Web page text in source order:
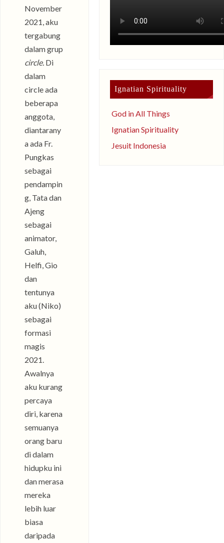
November
2021, aku
tergabung
dalam grup
circle. Di
dalam
circle ada
beberapa
anggota,
diantarany
a ada Fr.
Pungkas
sebagai
pendampin
g, Tata dan
Ajeng
sebagai
animator,
Galuh,
Helfi, Gio
dan
tentunya
aku (Niko)
sebagai
formasi
magis
2021.
Awalnya
aku kurang
percaya
diri, karena
semuanya
orang baru
di dalam
hidupku ini
dan merasa
mereka
lebih luar
biasa
daripada
Ignatian Spirituality
God in All Things
Ignatian Spirituality
Jesuit Indonesia